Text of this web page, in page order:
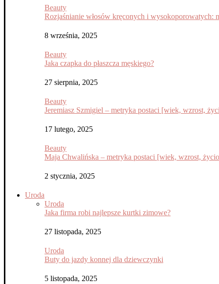
Beauty
Rozjaśnianie włosów kręconych i wysokoporowatych:
8 września, 2025
Beauty
Jaka czapka do płaszcza męskiego?
27 sierpnia, 2025
Beauty
Jeremiasz Szmigiel – metryka postaci [wiek, wzrost,
17 lutego, 2025
Beauty
Maja Chwalińska – metryka postaci [wiek, wzrost,
2 stycznia, 2025
Uroda
Uroda
Jaka firma robi najlepsze kurtki zimowe?
27 listopada, 2025
Uroda
Buty do jazdy konnej dla dziewczynki
5 listopada, 2025